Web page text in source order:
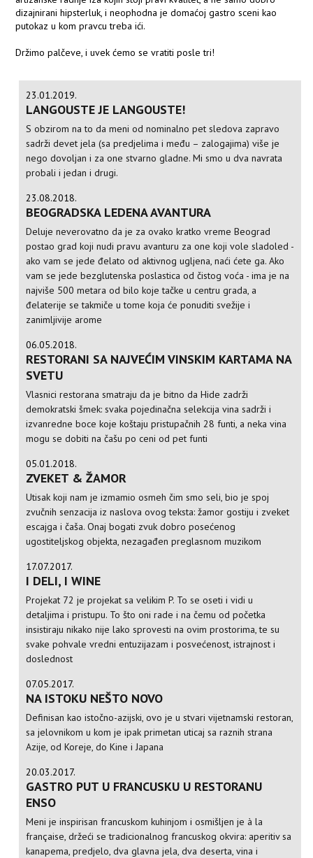
dizajnirani hipsterluk, i neophodna je domaćoj gastro sceni kao
putokaz u kom pravcu treba ići.
Držimo palčeve, i uvek ćemo se vratiti posle tri!
23.01.2019.
LANGOUSTE JE LANGOUSTE!
S obzirom na to da meni od nominalno pet sledova zapravo
sadrži devet jela (sa predjelima i među – zalogajima) više je
nego dovoljan i za one stvarno gladne. Mi smo u dva navrata
probali i jedan i drugi.
23.08.2018.
BEOGRADSKA LEDENA AVANTURA
Deluje neverovatno da je za ovako kratko vreme Beograd
postao grad koji nudi pravu avanturu za one koji vole sladoled -
ako vam se jede đelato od aktivnog ugljena, naći ćete ga. Ako
vam se jede bezglutenska poslastica od čistog voća - ima je na
najviše 500 metara od bilo koje tačke u centru grada, a
đelaterije se takmiče u tome koja će ponuditi svežije i
zanimljivije arome
06.05.2018.
RESTORANI SA NAJVEĆIM VINSKIM KARTAMA NA
SVETU
Vlasnici restorana smatraju da je bitno da Hide zadrži
demokratski šmek: svaka pojedinačna selekcija vina sadrži i
izvanredne boce koje koštaju pristupačnih 28 funti, a neka vina
mogu se dobiti na čašu po ceni od pet funti
05.01.2018.
ZVEKET & ŽAMOR
Utisak koji nam je izmamio osmeh čim smo seli, bio je spoj
zvučnih senzacija iz naslova ovog teksta: žamor gostiju i zveket
escajga i čaša. Onaj bogati zvuk dobro posećenog
ugostiteljskog objekta, nezagađen preglasnom muzikom
17.07.2017.
I DELI, I WINE
Projekat 72 je projekat sa velikim P. To se oseti i vidi u
detaljima i pristupu. To što oni rade i na čemu od početka
insistiraju nikako nije lako sprovesti na ovim prostorima, te su
svake pohvale vredni entuzijazam i posvećenost, istrajnost i
doslednost
07.05.2017.
NA ISTOKU NEŠTO NOVO
Definisan kao istočno-azijski, ovo je u stvari vijetnamski restoran,
sa jelovnikom u kom je ipak primetan uticaj sa raznih strana
Azije, od Koreje, do Kine i Japana
20.03.2017.
GASTRO PUT U FRANCUSKU U RESTORANU
ENSO
Meni je inspirisan francuskom kuhinjom i osmišljen je à la
française, držeći se tradicionalnog francuskog okvira: aperitiv sa
kanapema, predjelo, dva glavna jela, dva deserta, vina i